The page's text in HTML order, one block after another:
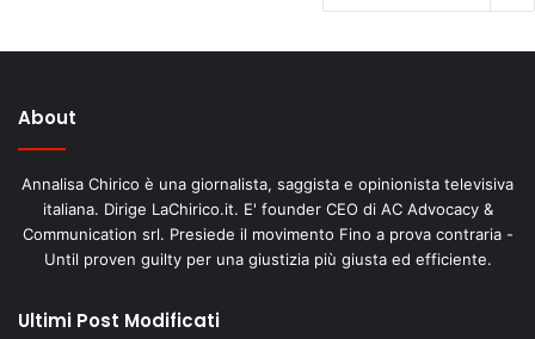
About
Annalisa Chirico è una giornalista, saggista e opinionista televisiva
italiana. Dirige LaChirico.it. E' founder CEO di AC Advocacy &
Communication srl. Presiede il movimento Fino a prova contraria -
Until proven guilty per una giustizia più giusta ed efficiente.
Ultimi Post Modificati